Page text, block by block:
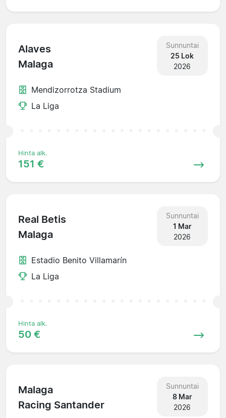
Alaves
Malaga
Sunnuntai
25 Lok
2026
Mendizorrotza Stadium
La Liga
Hinta alk.
151 €
Real Betis
Malaga
Sunnuntai
1 Mar
2026
Estadio Benito Villamarín
La Liga
Hinta alk.
50 €
Malaga
Racing Santander
Sunnuntai
8 Mar
2026